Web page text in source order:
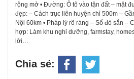
rộng mở • Đường: Ô tô vào tận đất – mặt
đẹp: – Cách trục liên huyện chỉ 500m –
Nội 60km • Pháp lý rõ ràng – Sổ đỏ sẵn –
hợp: Làm khu nghỉ dưỡng, farmstay,
lời…
Chia sẻ: